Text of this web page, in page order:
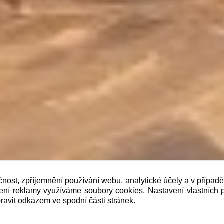
je prodávající povinen vystavit kupujícímu účtenku.
nejpozději do 48 hodin.“
zpříjemnění používání webu, analytické účely a v
reklamy využíváme soubory cookies. Nastavení vlastních
odkazem ve spodní části stránek.